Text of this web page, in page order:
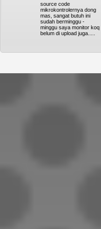
source code
mikrokontrolernya dong
mas, sangat butuh ini
sudah berminggu -
minggu saya monitor koq
belum di upload juga.....